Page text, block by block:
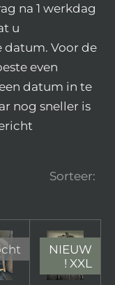
na 1 werkdag
u
datum. Voor de
even
datum in te
nog sneller is
Sorteer:
NIEUW
! XXL